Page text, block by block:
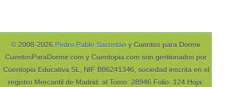
© 2008-2026 Pedro Pablo Sacristán y Cuentos para Dormir
CuentosParaDormir.com y Cuentopia.com son gestionados por
Cuentopia Educativa SL, NIF B86241346, sociedad inscrita en el
registro Mercantil de Madrid, al Tomo: 28946 Folio: 124 Hoja: